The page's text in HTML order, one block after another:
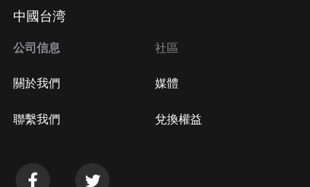
中國台湾
公司信息
關於我們
聯繫我們
社區
媒體
兌換權益